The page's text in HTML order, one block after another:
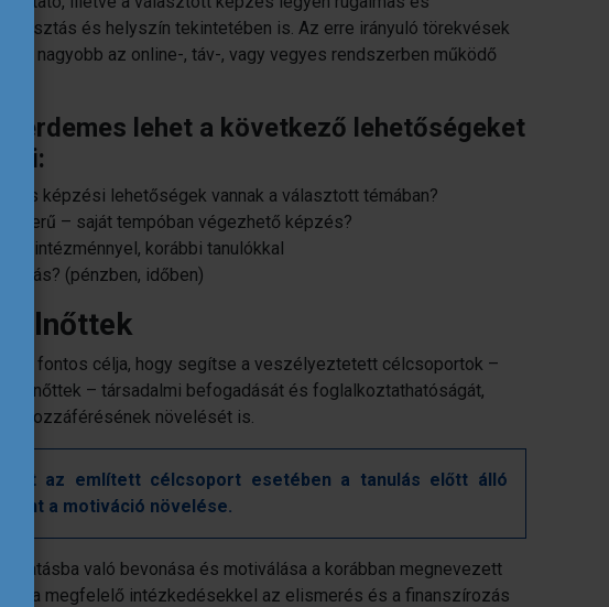
és helyszín tekintetében is. Az erre irányuló törekvések
nagyobb az online-, táv-, vagy vegyes rendszerben működő
érdemes lehet a következő lehetőségeket
képzési lehetőségek vannak a választott témában?
– saját tempóban végezhető képzés?
az intézménnyel, korábbi tanulókkal
(pénzben, időben)
felnőttek
fontos célja, hogy segítse a veszélyeztetett célcsoportok –
felnőttek – társadalmi befogadását és foglalkoztathatóságát,
hozzáférésének növelését is.
az említett célcsoport esetében a tanulás előtt álló
a motiváció növelése.
való bevonása és motiválása a korábban megnevezett
– a megfelelő intézkedésekkel az elismerés és a finanszírozás